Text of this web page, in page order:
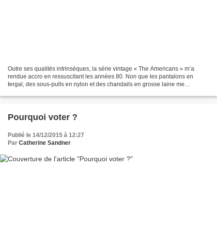
Outre ses qualités intrinsèques, la série vintage « The Americans » m’a
rendue accro en ressuscitant les années 80. Non que les pantalons en
tergal, des sous-pulls en nylon et des chandails en grosse laine me
Pourquoi voter ?
Publié le 14/12/2015 à 12:27
Par Catherine Sandner